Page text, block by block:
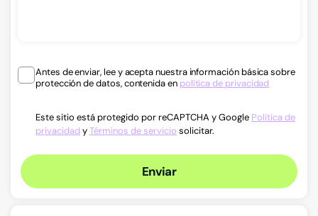
Antes de enviar, lee y acepta nuestra información básica sobre
protección de datos, contenida en política de privacidad
Este sitio está protegido por reCAPTCHA y Google Política de
privacidad yTérminos de servicio solicitar.
Enviar